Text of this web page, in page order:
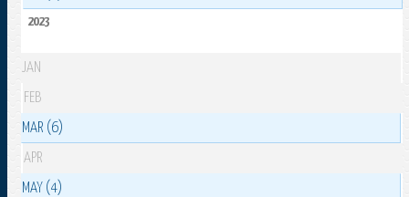
2023
JAN
FEB
MAR (6)
APR
MAY (4)